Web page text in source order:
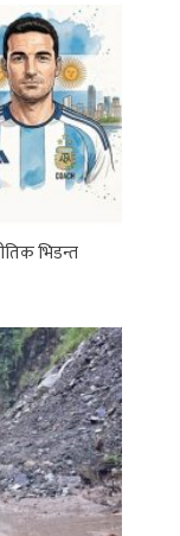
भिडन्त